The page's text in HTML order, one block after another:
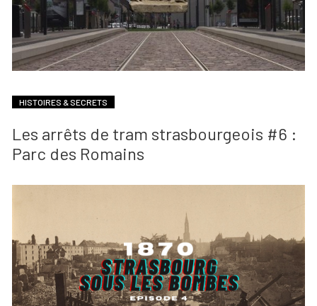
HISTOIRES & SECRETS
Les arrêts de tram strasbourgeois #6 :
Parc des Romains